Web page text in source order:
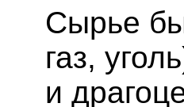
Сырье
газ,
и